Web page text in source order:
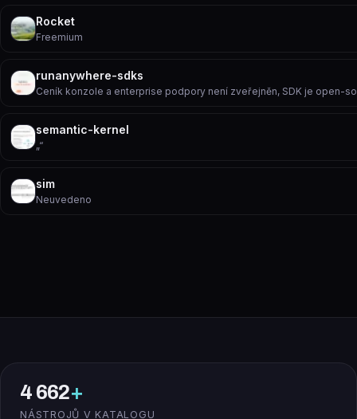
Rocket
Freemium
runanywhere-sdks
Ceník konzole a enterprise podpory není zveřejněn, SDK je open-
semantic-kernel
„“
sim
Neuvedeno
4 662+
NÁSTROJŮ V KATALOGU